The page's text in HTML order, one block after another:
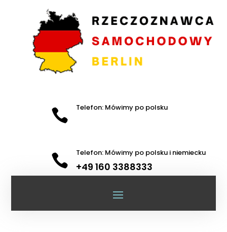
 Telefon: Mówimy po polsku
 Telefon: Mówimy po polsku i niemiecku
+49 160 3388333